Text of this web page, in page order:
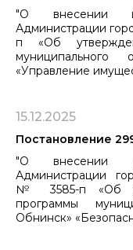
"О внесении
Администрации
п «Об
муниципального
«Управление
15.12.2025
Постановление
"О внесении
Администрации
№ 3585-п «Об
программы
Обнинск»